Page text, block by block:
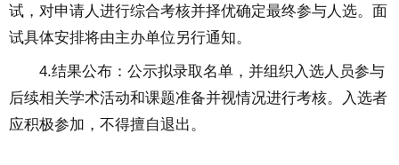
试，对申请人进行综合考核并择优确定最终参与人选。面
试具体安排将由主办单位另行通知。
4.结果公布：公示拟录取名单，并组织入选人员参与
后续相关学术活动和课题准备并视情况进行考核。入选者
应积极参加，不得擅自退出。